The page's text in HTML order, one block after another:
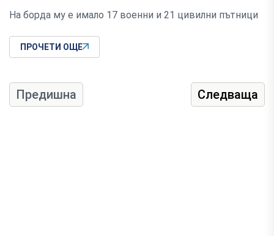
На борда му е имало 17 военни и 21 цивилни пътници
ПРОЧЕТИ ОЩЕ
Предишна Следваща